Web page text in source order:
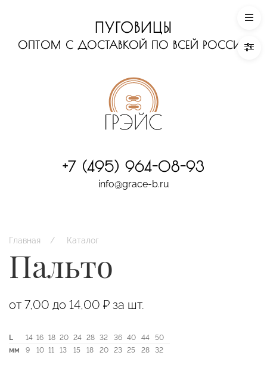
ПУГОВИЦЫ
ОПТОМ С ДОСТАВКОЙ ПО ВСЕЙ РОССИИ
+7 (495) 964-08-93
info@grace-b.ru
Главная Каталог
Пальто
от 7,00 до 14,00 ₽ за шт.
L 14 16 18 20 24 28 32 36 40 44
50
мм
9 10 11 13 15 18 20 23 25 28 32